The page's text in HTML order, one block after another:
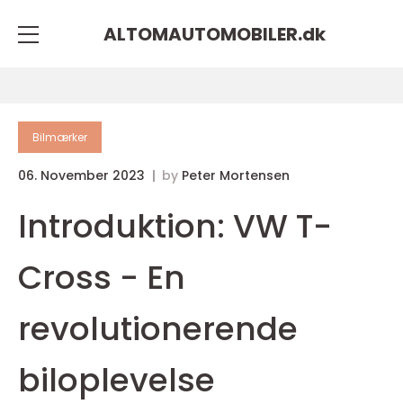
ALTOMAUTOMOBILER.dk
Bilmærker
06. November 2023 by Peter Mortensen
Introduktion: VW T-
Cross - En
revolutionerende
biloplevelse